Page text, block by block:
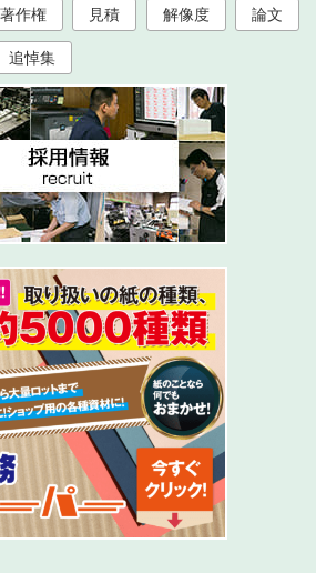
著作権 見積 解像度 論文
追悼集